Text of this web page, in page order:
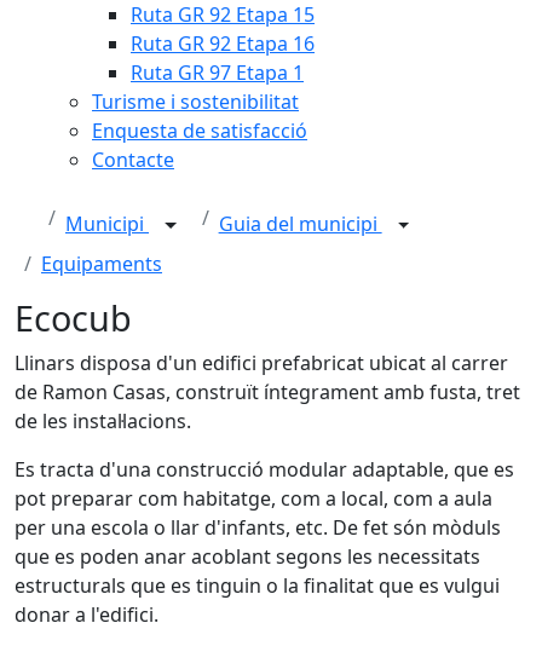
Ruta GR 92 Etapa 15
Ruta GR 92 Etapa 16
Ruta GR 97 Etapa 1
Turisme i sostenibilitat
Enquesta de satisfacció
Contacte
Municipi
Guia del municipi
Equipaments
Ecocub
Llinars disposa d'un edifici prefabricat ubicat al carrer
de Ramon Casas, construït íntegrament amb fusta, tret
de les instal·lacions.
Es tracta d'una construcció modular adaptable, que es
pot preparar com habitatge, com a local, com a aula
per una escola o llar d'infants, etc. De fet són mòduls
que es poden anar acoblant segons les necessitats
estructurals que es tinguin o la finalitat que es vulgui
donar a l'edifici.